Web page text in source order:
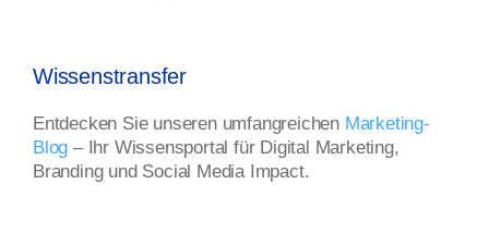
Wissenstransfer
Entdecken Sie unseren umfangreichen Marketing-
Blog – Ihr Wissensportal für Digital Marketing,
Branding und Social Media Impact.